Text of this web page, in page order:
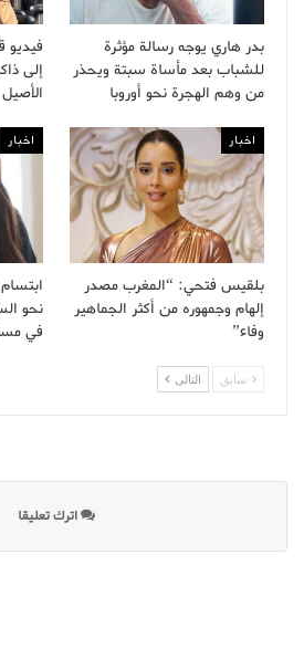
بدر هاري يوجه رسالة مؤثرة
للشباب بعد مأساة سبتة ويحذر
من وهم الهجرة نحو أوروبا
فيديو
إلى
الأصيل
اخبار
بلقيس فتحي: “المغرب مصدر
إلهام وجمهوره من أكثر الجماهير
وفاء”
اخبار
نحو
في
سابق التالى
اترك تعليقا